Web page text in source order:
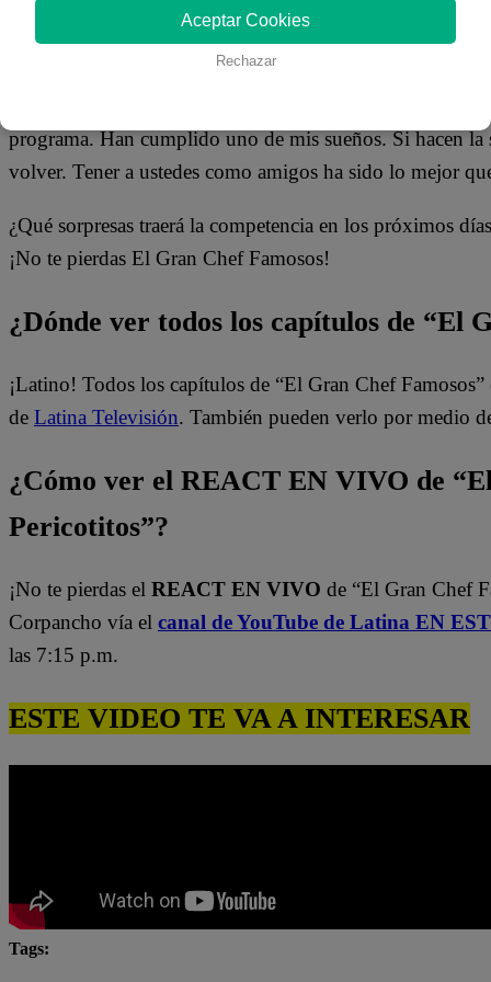
pensé estar en una cocina con los famosos. Para todas
programa. Han cumplido uno de mis sueños. Si hacen
volver. Tener a ustedes como amigos ha sido lo mejor
¿Qué sorpresas traerá la competencia en los próximos
¡No te pierdas El Gran Chef Famosos!
¿Dónde ver todos los capítulos de “El
¡Latino! Todos los capítulos de “El Gran Chef
de Latina Televisión. También pueden verlo por medio
¿Cómo ver el REACT EN VIVO de
Pericotitos”?
¡No te pierdas el REACT EN VIVO de “El Gran Chef
Corpancho vía el canal de YouTube de Latina EN
las 7:15 p.m.
ESTE VIDEO TE VA A INTERESAR
Tags:
Aceptar Cookies
Rechazar